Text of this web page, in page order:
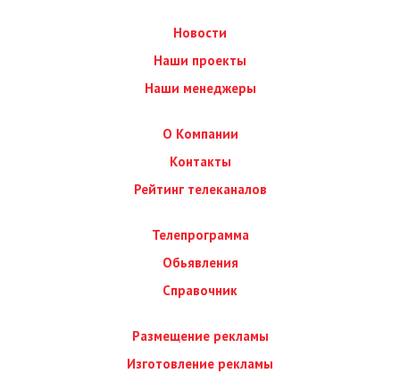
Новости
Наши проекты
Наши менеджеры
О Компании
Контакты
Рейтинг телеканалов
Телепрограмма
Обьявления
Справочник
Размещение рекламы
Изготовление рекламы